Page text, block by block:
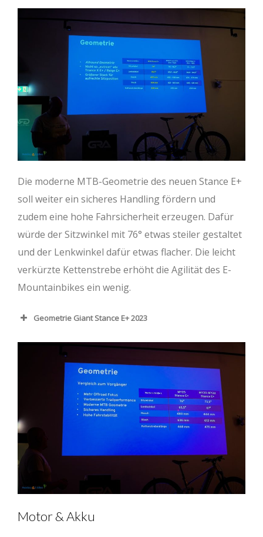
Die moderne MTB-Geometrie des neuen Stance E+
soll weiter ein sicheres Handling fördern und
zudem eine hohe Fahrsicherheit erzeugen. Dafür
würde der Sitzwinkel mit 76° etwas steiler gestaltet
und der Lenkwinkel dafür etwas flacher. Die leicht
verkürzte Kettenstrebe erhöht die Agilität des E-
Mountainbikes ein wenig.
Geometrie Giant Stance E+ 2023
Rahmengröße S M L
XL
Oberrohr (mm)
580 60 639
Steuerrohr (mm)
105 115 125
135
Lenkwinkel (°)
65,5 65,5 65,5
65,5
Sitzrohr (mm)
475
Sitzwinkel (°)
76
Kettenstrebe (mm)
468 468 468
468
BB Drop (mm)
Motor & Akku